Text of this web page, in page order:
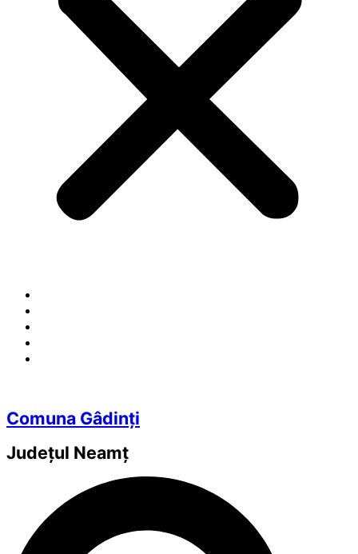
Comuna Gâdinți
Județul Neamț